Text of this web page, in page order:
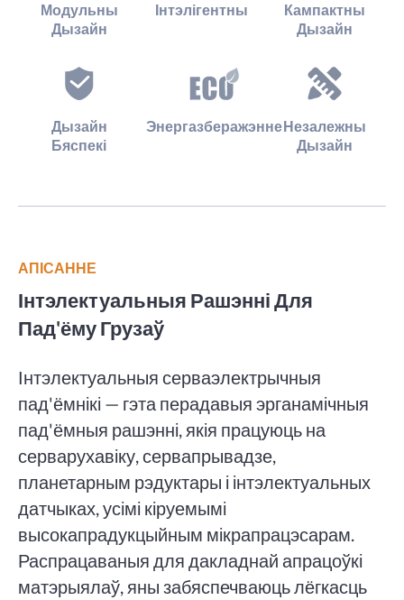
Модульны
Дызайн
Інтэлігентны
Кампактны
Дызайн
Дызайн
Бяспекі
ЭнергазберажэннеНезалежны
Дызайн
АПІСАННЕ
Інтэлектуальныя Рашэнні Для
Пад'ёму Грузаў
Інтэлектуальныя серваэлектрычныя
пад'ёмнікі — гэта перадавыя эрганамічныя
пад'ёмныя рашэнні, якія працуюць на
серварухавіку, сервапрывадзе,
планетарным рэдуктары і інтэлектуальных
датчыках, усімі кіруемымі
высокапрадукцыйным мікрапрацэсарам.
Распрацаваныя для дакладнай апрацоўкі
матэрыялаў, яны забяспечваюць лёгкасць